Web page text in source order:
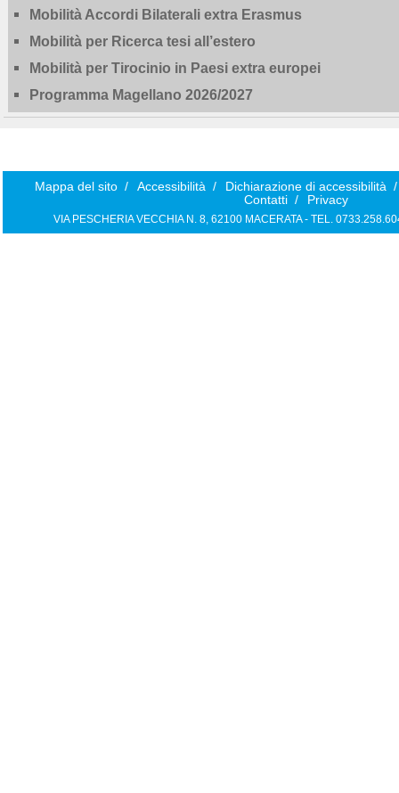
Mobilità Accordi Bilaterali extra Erasmus
Mobilità per Ricerca tesi all’estero
Mobilità per Tirocinio in Paesi extra europei
Programma Magellano 2026/2027
Mappa del sito / Accessibilità / Dichiarazione di accessibilità /
Contatti / Privacy
VIA PESCHERIA VECCHIA N. 8, 62100 MACERATA - TEL.